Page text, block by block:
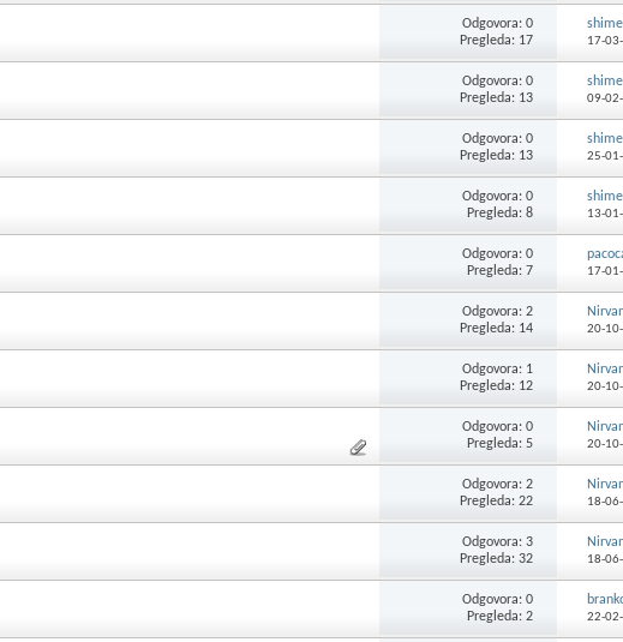
Odgovora: 0
Pregleda: 17
shime
17-
Odgovora: 0
Pregleda: 13
shime
09-
Odgovora: 0
Pregleda: 13
shime
25-
Odgovora: 0
Pregleda: 8
shime
13-
Odgovora: 0
Pregleda: 7
17-
Odgovora: 2
Pregleda: 14
20-
Odgovora: 1
Pregleda: 12
20-
Odgovora: 0
Pregleda: 5
20-
Odgovora: 2
Pregleda: 22
18-
Odgovora: 3
Pregleda: 32
18-
Odgovora: 0
Pregleda: 2
22-